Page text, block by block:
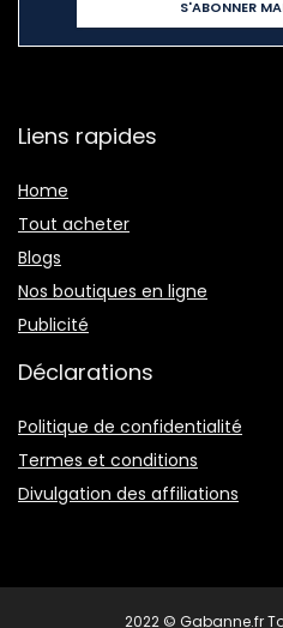
Liens rapides
Home
Tout acheter
Blogs
Nos boutiques en ligne
Publicité
Déclarations
Politique de confidentialité
Termes et conditions
Divulgation des affiliations
2022 © Gabanne.fr